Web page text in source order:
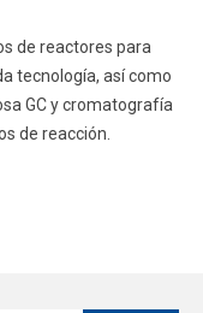
de reactores para
tecnología, así como
GC y cromatografía
de reacción.